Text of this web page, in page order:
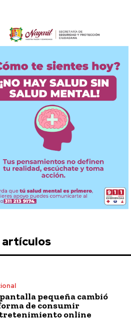
artículos
pequeña cambió
de consumir
online